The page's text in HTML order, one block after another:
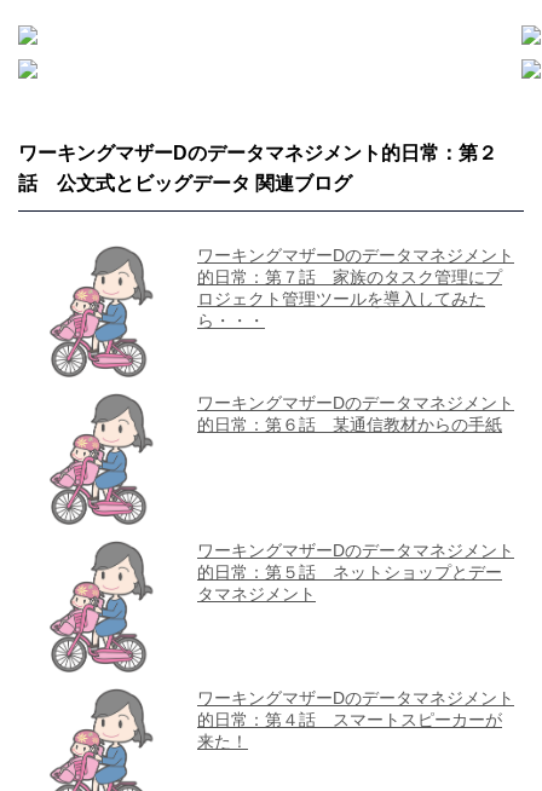
ワーキングマザーDのデータマネジメント的日常：第２
話 公文式とビッグデータ 関連ブログ